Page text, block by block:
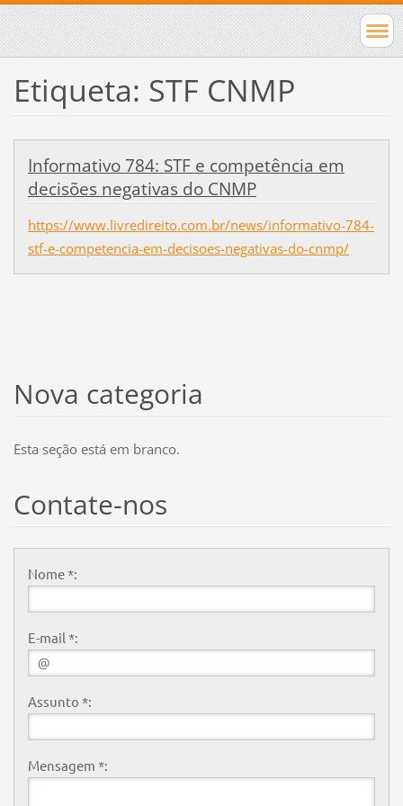
Etiqueta: STF CNMP
Informativo 784: STF e competência em
decisões negativas do CNMP
https://www.livredireito.com.br/news/informativo-784-
stf-e-competencia-em-decisoes-negativas-do-cnmp/
Nova categoria
Esta seção está em branco.
Contate-nos
Nome *:
E-mail *:
Assunto *:
Mensagem *: